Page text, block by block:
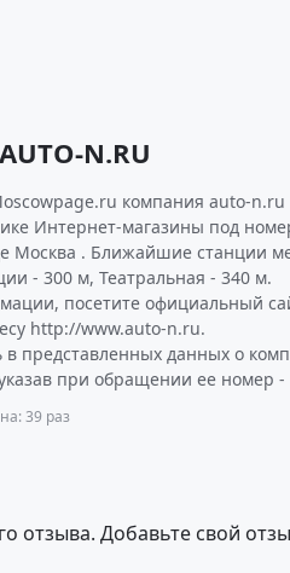
N.RU
компания auto-
Интернет-магазины под
Москва . Ближайшие станции
- 300 м, Театральная - 340 м.
посетите официальный
http://www.auto-n.ru.
представленных данных о
при обращении ее номер
39 раз
отзыва. Добавьте свой